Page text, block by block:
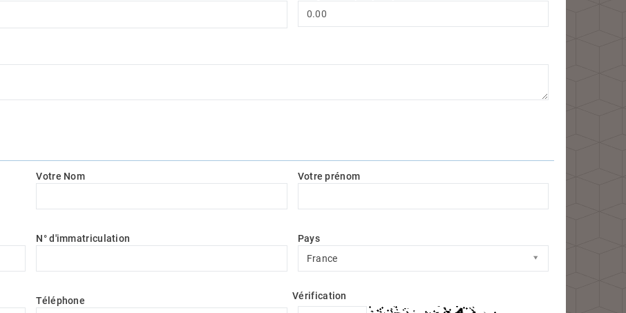
Votre Nom Votre prénom
N° d'immatriculation
Pays
France
Pays
Téléphone Vérification